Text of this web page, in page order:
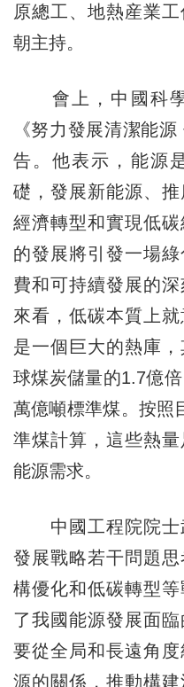
原總工、地熱産業
朝主持。
會上，中國科學
《努力發展清潔能
告。他表示，能源
礎，發展新能源、
經濟轉型和實現低
的發展將引發一場
費和可持續發展的
來看，低碳本質上
是一個巨大的熱庫
球煤炭儲量的1.7億
萬億噸標準煤。按照
準煤計算，這些熱
能源需求。
中國工程院院士
發展戰略若干問題
構優化和低碳轉型
了我國能源發展面
要從全局和長遠角
源的關係，推動構